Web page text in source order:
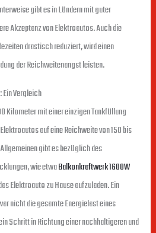
gibt es in Ländern mit guter
Akzeptanz von Elektroautos. Auch die
drastisch reduziert, wird einen
der Reichweitenangst leisten.
Vergleich
Kilometer mit einer einzigen Tankfüllung
auf eine Reichweite von 150 bis
gibt es bezüglich des
wie etwaBalkonkraftwerk 1600W
Elektroauto zu Hause aufzuladen. Ein
nicht die gesamte Energielast eines
Schritt in Richtung einer nachhaltigeren und